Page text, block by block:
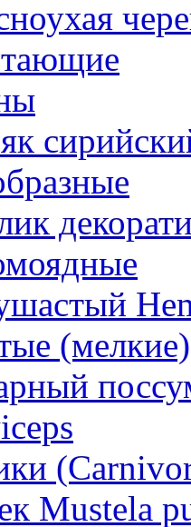
(мелкие)
Mustela